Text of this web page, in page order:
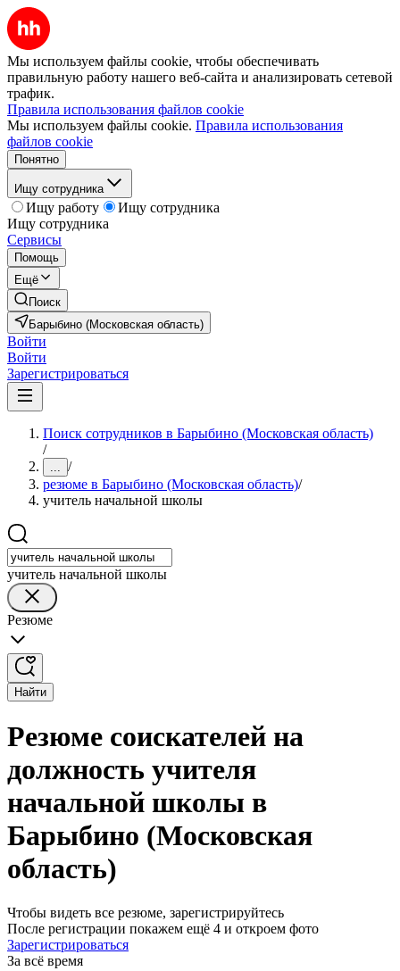
Мы используем файлы cookie, чтобы обеспечивать
правильную работу нашего веб-сайта и анализировать сетевой
трафик.
Правила использования файлов cookie
Мы используем файлы cookie. Правила использования
файлов cookie
Понятно
Ищу сотрудника
Ищу работу
Ищу сотрудника
Ищу сотрудника
Сервисы
Помощь
Ещё
Поиск
Барыбино (Московская область)
Войти
Войти
Зарегистрироваться
Поиск сотрудников в Барыбино (Московская область)
/
... /
резюме в Барыбино (Московская область)/
учитель начальной школы
учитель начальной школы
Резюме
Найти
Резюме соискателей на
должность учителя
начальной школы в
Барыбино (Московская
область)
Чтобы видеть все резюме, зарегистрируйтесь
После регистрации покажем ещё 4 и откроем фото
Зарегистрироваться
За всё время